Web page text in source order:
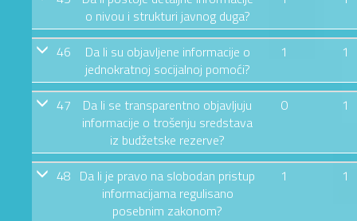
o nivou i strukturi javnog duga?
46
Da li su objavljene informacije o
jednokratnoj socijalnoj pomoći?
1 1
47
Da li se transparentno objavljuju
informacije o trošenju sredstava
iz budžetske rezerve?
0 1
48 Da li je pravo na slobodan pristup
informacijama regulisano
posebnim zakonom?
1 1